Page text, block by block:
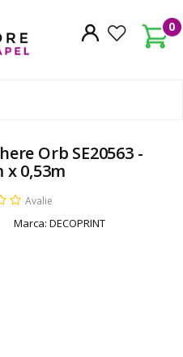
0
Orb SE20563 -
x 0,53m
Avalie
Marca: DECOPRINT